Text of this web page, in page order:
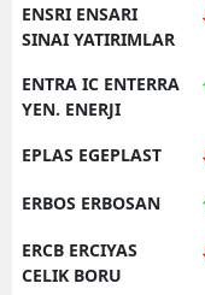
ENSRI ENSARI
SINAI YATIRIMLAR
ENTRA IC ENTERRA
YEN. ENERJI
EPLAS EGEPLAST
ERBOS ERBOSAN
ERCB ERCIYAS
CELIK BORU